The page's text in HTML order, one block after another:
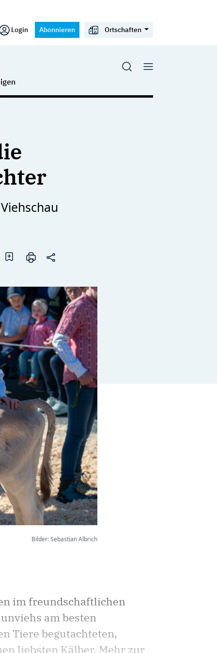
Login Abonnieren Ortschaften
Bilder: Sebastian Albrich
im freundschaftlichen
am besten
Tiere begutachteten,
liebsten Kälber. Mehr zur